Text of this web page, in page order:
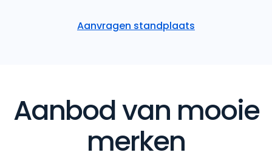
Aanvragen standplaats
Aanbod van mooie
merken